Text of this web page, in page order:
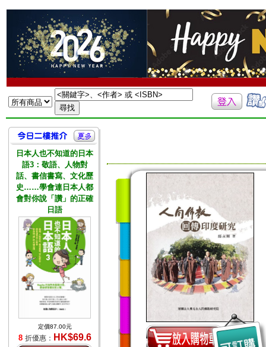
日本人也不知道的日本
語3：敬語、人物對
話、書信書寫、文化歷
史……學會連日本人都
會對你說「讚」的正確
日語
定價87.00元
8 折優惠： HK$69.6